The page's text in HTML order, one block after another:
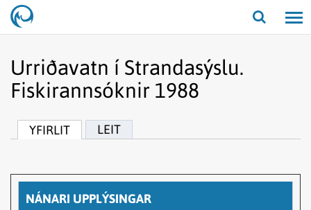
Opna/
Urriðavatn í Strandasýslu.
Fiskirannsóknir 1988
YFIRLIT LEIT
NÁNARI UPPLÝSINGAR